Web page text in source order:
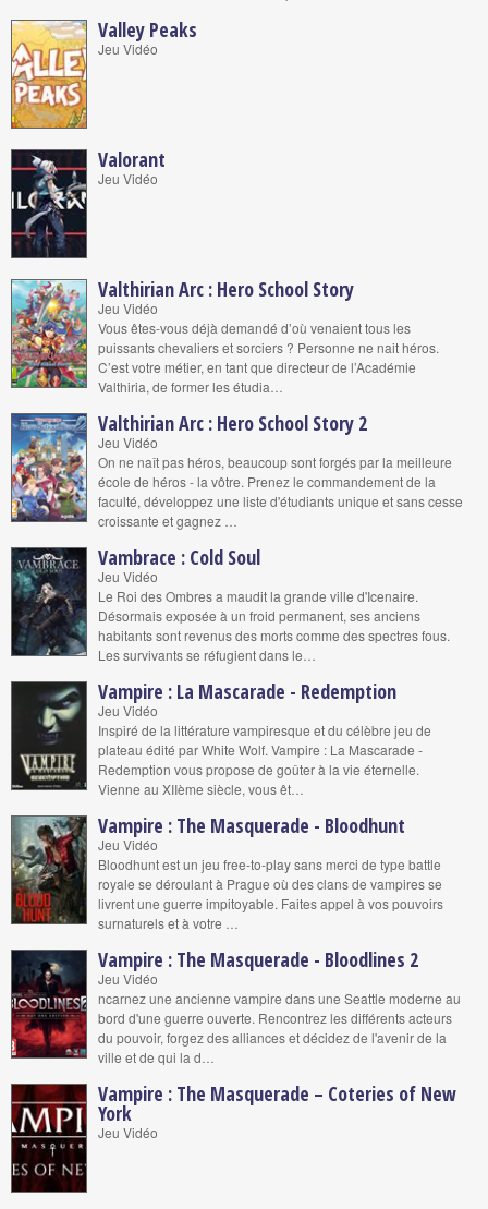
Valley Peaks
Jeu Vidéo
Valorant
Jeu Vidéo
Valthirian Arc : Hero School Story
Jeu Vidéo
Vous êtes-vous déjà demandé d’où venaient tous les
puissants chevaliers et sorciers ? Personne ne nait héros.
C’est votre métier, en tant que directeur de l’Académie
Valthiria, de former les étudia…
Valthirian Arc : Hero School Story 2
Jeu Vidéo
On ne naît pas héros, beaucoup sont forgés par la meilleure
école de héros - la vôtre. Prenez le commandement de la
faculté, développez une liste d'étudiants unique et sans cesse
croissante et gagnez …
Vambrace : Cold Soul
Jeu Vidéo
Le Roi des Ombres a maudit la grande ville d'Icenaire.
Désormais exposée à un froid permanent, ses anciens
habitants sont revenus des morts comme des spectres fous.
Les survivants se réfugient dans le…
Vampire : La Mascarade - Redemption
Jeu Vidéo
Inspiré de la littérature vampiresque et du célèbre jeu de
plateau édité par White Wolf. Vampire : La Mascarade -
Redemption vous propose de goûter à la vie éternelle.
Vienne au XIIème siècle, vous êt…
Vampire : The Masquerade - Bloodhunt
Jeu Vidéo
Bloodhunt est un jeu free-to-play sans merci de type battle
royale se déroulant à Prague où des clans de vampires se
livrent une guerre impitoyable. Faites appel à vos pouvoirs
surnaturels et à votre …
Vampire : The Masquerade - Bloodlines 2
Jeu Vidéo
ncarnez une ancienne vampire dans une Seattle moderne au
bord d'une guerre ouverte. Rencontrez les différents acteurs
du pouvoir, forgez des alliances et décidez de l'avenir de la
ville et de qui la d…
Vampire : The Masquerade – Coteries of New
York
Jeu Vidéo